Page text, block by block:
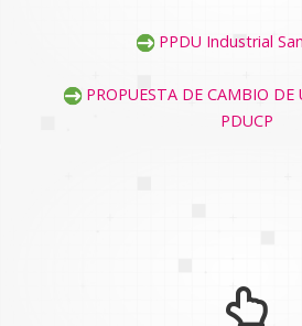
PPDU Industrial
PROPUESTA DE CAMBIO DE
PDUCP